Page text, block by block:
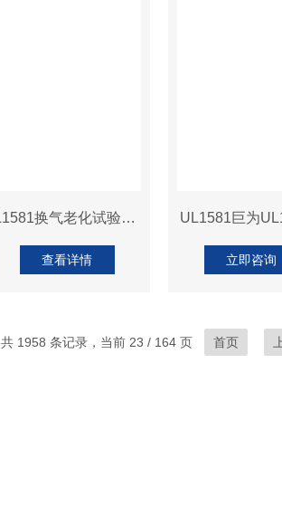
UL1581浙江巨为UL1581换气老化试验箱高温
查看详情
UL1581巨为
立即咨询
共 1958 条记录，当前 23 / 164 页 首页